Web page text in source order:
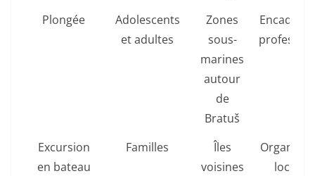
Plongée
Adolescents
et adultes
Zones
sous-
marines
autour
de
Bratuš
Excursion
en bateau
Familles
Îles
voisines